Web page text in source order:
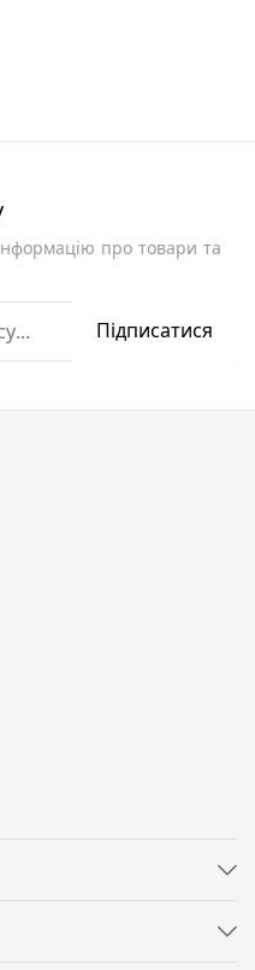
про товари та
Підписатися